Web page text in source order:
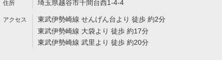
埼玉県越谷市千間台西1-4-4
東武伊勢崎線 せんげん台より 徒歩 約2分
東武伊勢崎線 大袋より 徒歩 約17分
東武伊勢崎線 武里より 徒歩 約20分